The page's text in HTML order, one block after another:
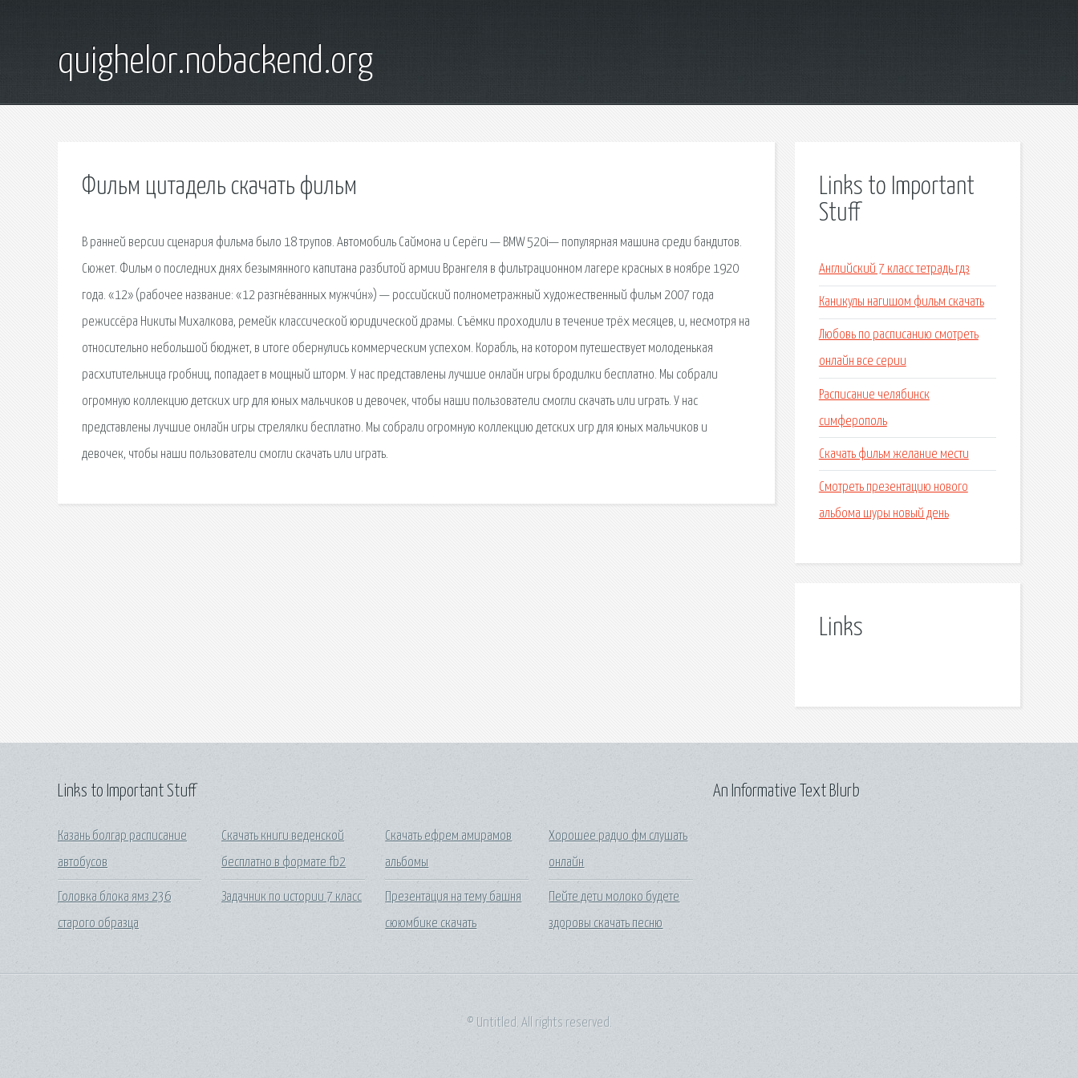
quighelor.nobackend.org
Фильм цитадель скачать фильм
В ранней версии сценария фильма было 18 трупов. Автомобиль Саймона и Серёги — BMW 520i— популярная машина среди бандитов.
Сюжет. Фильм о последних днях безымянного капитана разбитой армии Врангеля в фильтрационном лагере красных в ноябре 1920
года. «12» (рабочее название: «12 разгне́ванных мужчи́н») — российский полнометражный художественный фильм 2007 года
режиссёра Никиты Михалкова, ремейк классической юридической драмы. Съёмки проходили в течение трёх месяцев, и, несмотря на
относительно небольшой бюджет, в итоге обернулись коммерческим успехом. Корабль, на котором путешествует молоденькая
расхитительница гробниц, попадает в мощный шторм. У нас представлены лучшие онлайн игры бродилки бесплатно. Мы собрали
огромную коллекцию детских игр для юных мальчиков и девочек, чтобы наши пользователи смогли скачать или играть. У нас
представлены лучшие онлайн игры стрелялки бесплатно. Мы собрали огромную коллекцию детских игр для юных мальчиков и
девочек, чтобы наши пользователи смогли скачать или играть.
Links to Important
Stuff
Английский 7 класс тетрадь гдз
Каникулы нагишом фильм скачать
Любовь по расписанию смотреть
онлайн все серии
Расписание челябинск
симферополь
Скачать фильм желание мести
Смотреть презентацию нового
альбома шуры новый день
Links
Links to Important Stuff
Казань болгар расписание
автобусов
Головка блока ямз 236
старого образца
Скачать книги веденской
бесплатно в формате fb2
Задачник по истории 7 класс
Скачать ефрем амирамов
альбомы
Презентация на тему башня
сююмбике скачать
Хорошее радио фм слушать
онлайн
Пейте дети молоко будете
здоровы скачать песню
An Informative Text Blurb
© Untitled. All rights reserved.